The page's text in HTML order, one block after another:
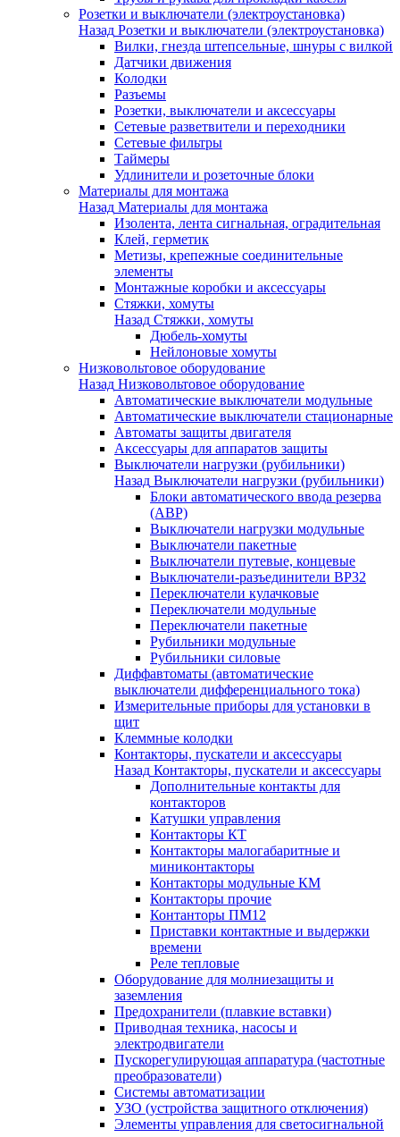
Розетки и выключатели (электроустановка)
Назад Розетки и выключатели (электроустановка)
Вилки, гнезда штепсельные, шнуры с вилкой
Датчики движения
Колодки
Разъемы
Розетки, выключатели и аксессуары
Сетевые разветвители и переходники
Сетевые фильтры
Таймеры
Удлинители и розеточные блоки
Материалы для монтажа
Назад Материалы для монтажа
Изолента, лента сигнальная, оградительная
Клей, герметик
Метизы, крепежные соединительные
элементы
Монтажные коробки и аксессуары
Стяжки, хомуты
Назад Стяжки, хомуты
Дюбель-хомуты
Нейлоновые хомуты
Низковольтовое оборудование
Назад Низковольтовое оборудование
Автоматические выключатели модульные
Автоматические выключатели стационарные
Автоматы защиты двигателя
Аксессуары для аппаратов защиты
Выключатели нагрузки (рубильники)
Назад Выключатели нагрузки (рубильники)
Блоки автоматического ввода резерва
(АВР)
Выключатели нагрузки модульные
Выключатели пакетные
Выключатели путевые, концевые
Выключатели-разъединители ВР32
Переключатели кулачковые
Переключатели модульные
Переключатели пакетные
Рубильники модульные
Рубильники силовые
Диффавтоматы (автоматические
выключатели дифференциального тока)
Измерительные приборы для установки в
щит
Клеммные колодки
Контакторы, пускатели и аксессуары
Назад Контакторы, пускатели и аксессуары
Дополнительные контакты для
контакторов
Катушки управления
Контакторы КТ
Контакторы малогабаритные и
миниконтакторы
Контакторы модульные КМ
Контакторы прочие
Контанторы ПМ12
Приставки контактные и выдержки
времени
Реле тепловые
Оборудование для молниезащиты и
заземления
Предохранители (плавкие вставки)
Приводная техника, насосы и
электродвигатели
Пускорегулирующая аппаратура (частотные
преобразователи)
Системы автоматизации
УЗО (устройства защитного отключения)
Элементы управления для светосигнальной